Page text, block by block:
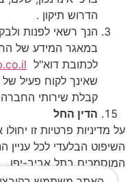
הדרוש תיקון .
הנך רשאי לפנות
במאגר המידע של
לכתובת דוא"ל
שאינך לקוח פעיל
קבלת שירותי החברה
הדין החל
על מדיניות פרטיות זו
השיפוט הבלעדי לכל עניין
המוסמכים בתל אביב-יפו.